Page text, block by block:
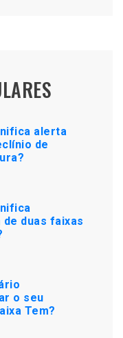
alerta
de
duas faixas
o seu
Tem?